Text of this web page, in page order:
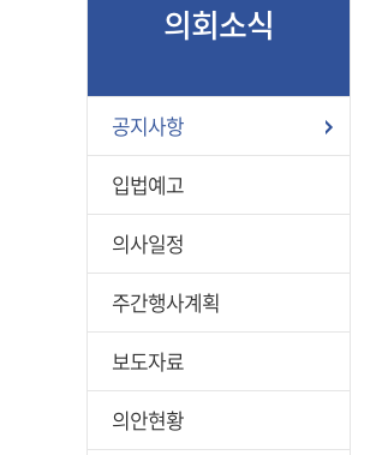
의회소식
공지사항
입법예고
의사일정
주간행사계획
보도자료
의안현황